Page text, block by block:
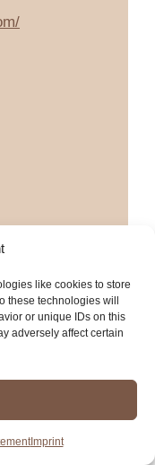
like cookies to store
these technologies will
or unique IDs on this
adversely affect certain
Imprint